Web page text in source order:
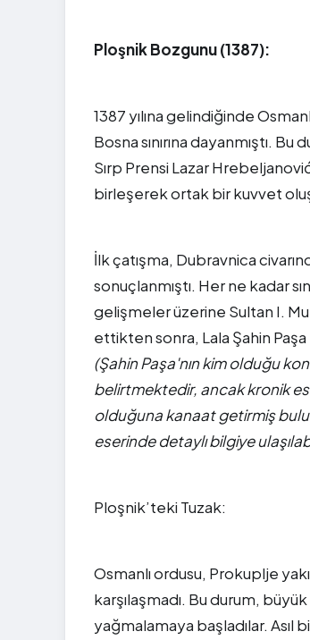
Ploşnik Bozgunu (1387):
1387 yılına gelindiğinde
Bosna sınırına dayanmıştı.
Sırp Prensi Lazar
birleşerek ortak bir kuvvet
İlk çatışma, Dubravnica
sonuçlanmıştı. Her ne kadar
gelişmeler üzerine Sultan I.
ettikten sonra, Lala Şahin
(Şahin Paşa'nın kim olduğu
belirtmektedir, ancak kronik
olduğuna kanaat getirmiş
eserinde detaylı bilgiye
Ploşnik’teki Tuzak:
Osmanlı ordusu, Prokuplje
karşılaşmadı. Bu durum,
yağmalamaya başladılar.